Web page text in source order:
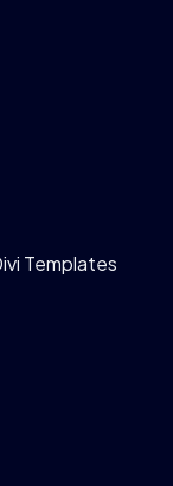
Templates